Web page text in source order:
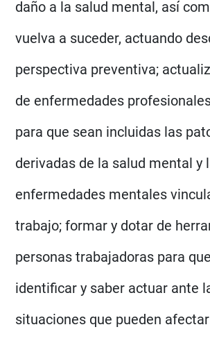
daño a la salud mental, así
vuelva a suceder, actuando
perspectiva preventiva;
de enfermedades
para que sean incluidas las
derivadas de la salud mental y
enfermedades mentales
trabajo; formar y dotar de
personas trabajadoras para
identificar y saber actuar ante
situaciones que pueden